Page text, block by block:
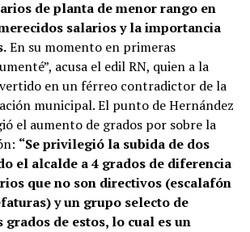
de planta de menor rango en
salarios y la importancia
En su momento en primeras
acusa el edil RN, quien a la
en un férreo contradictor de la
municipal. El punto de Hernández
el aumento de grados por sobre la
“Se privilegió la subida de dos
el alcalde a 4 grados de diferencia
que no son directivos (escalafón
y un grupo selecto de
grados de estos, lo cual es un